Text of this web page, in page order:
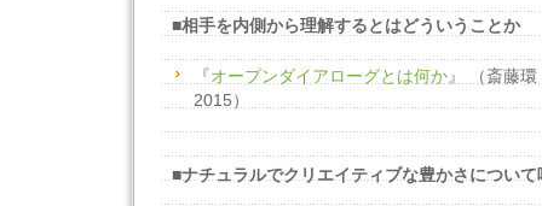
■相手を内側から理解するとはどういうことか
『オープンダイアローグとは何か』 （斎藤
2015）
■ナチュラルでクリエイティブな豊かさについて